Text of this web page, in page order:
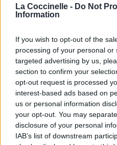
La Coccinelle - Do Not
Information
If you wish to opt-out of the
processing of your personal
targeted advertising by us,
section to confirm your
opt-out request is processed
interest-based ads based on
us or personal information
your opt-out. You may
disclosure of your personal
IAB’s list of downstream